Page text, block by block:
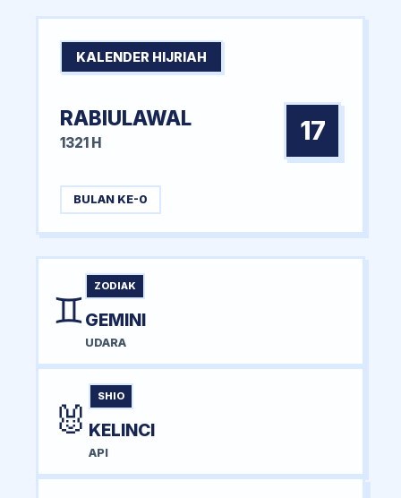
KALENDER HIJRIAH
RABIULAWAL
1321 H 17
BULAN KE-0
♊
ZODIAK
GEMINI
UDARA
🐰
SHIO
KELINCI
API